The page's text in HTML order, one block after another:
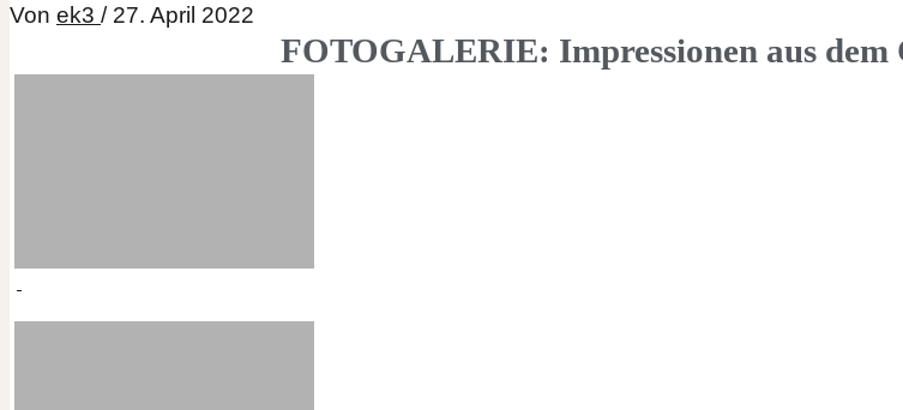
Von ek3 / 27. April 2022
FOTOGALERIE: Impressionen aus dem